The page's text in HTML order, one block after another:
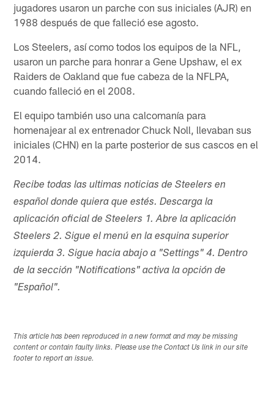
jugadores usaron un parche con sus iniciales (AJR) en
1988 después de que falleció ese agosto.
Los Steelers, así como todos los equipos de la NFL,
usaron un parche para honrar a Gene Upshaw, el ex
Raiders de Oakland que fue cabeza de la NFLPA,
cuando falleció en el 2008.
El equipo también uso una calcomanía para
homenajear al ex entrenador Chuck Noll, llevaban sus
iniciales (CHN) en la parte posterior de sus cascos en el
2014.
Recibe todas las ultimas noticias de Steelers en
español donde quiera que estés. Descarga la
aplicación oficial de Steelers 1. Abre la aplicación
Steelers 2. Sigue el menú en la esquina superior
izquierda 3. Sigue hacia abajo a "Settings" 4. Dentro
de la sección "Notifications" activa la opción de
"Español".
This article has been reproduced in a new format and may be missing
content or contain faulty links. Please use the Contact Us link in our site
footer to report an issue.